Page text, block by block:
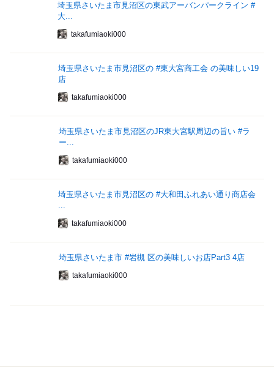
埼玉県さいたま市見沼区の東武アーバンパークライン #
大...
takafumiaoki000
埼玉県さいたま市見沼区の #東大宮商工会 の美味しい19
店
takafumiaoki000
埼玉県さいたま市見沼区のJR東大宮駅周辺の旨い #ラ
ー...
takafumiaoki000
埼玉県さいたま市見沼区の #大和田ふれあい通り商店会
...
takafumiaoki000
埼玉県さいたま市 #岩槻 区の美味しいお店Part3 4店
takafumiaoki000